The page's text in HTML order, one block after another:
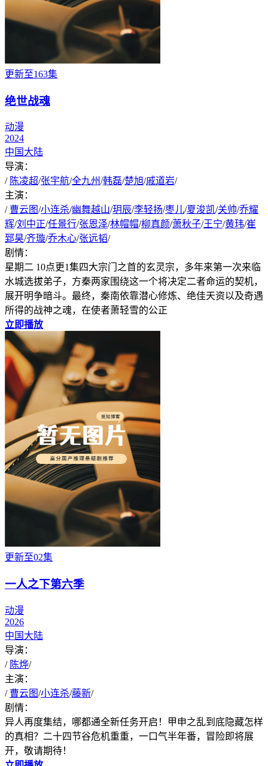
更新至163集
绝世战魂
动漫
2024
中国大陆
导演：
/ 陈凌超/张宇航/全九州/韩磊/楚旭/戚道岩/
主演：
/ 曹云图/小连杀/幽舞越山/玥辰/李轻扬/枣儿/夏浚凯/关帅/乔耀
辉/刘中正/任景行/张恩泽/林帽帽/柳真颜/萧秋子/王宁/黄玮/崔
郅昊/齐璇/乔木心/张远韬/
剧情：
星期二 10点更1集四大宗门之首的玄灵宗，多年来第一次来临
水城选拔弟子，方秦两家围绕这一个将决定二者命运的契机，
展开明争暗斗。最终，秦南依靠潜心修炼、绝佳天资以及奇遇
所得的战神之魂，在使者萧轻雪的公正
立即播放
更新至02集
一人之下第六季
动漫
2026
中国大陆
导演：
/ 陈烨/
主演：
/ 曹云图/小连杀/藤新/
剧情：
异人再度集结，哪都通全新任务开启！甲申之乱到底隐藏怎样
的真相？二十四节谷危机重重，一口气半年番，冒险即将展
开，敬请期待！